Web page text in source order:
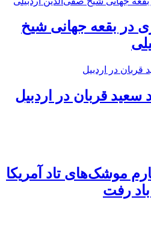
در بقعه جهانی شیخ
سعید قربان در اردبیل
موشک‌های تاد آمریکا